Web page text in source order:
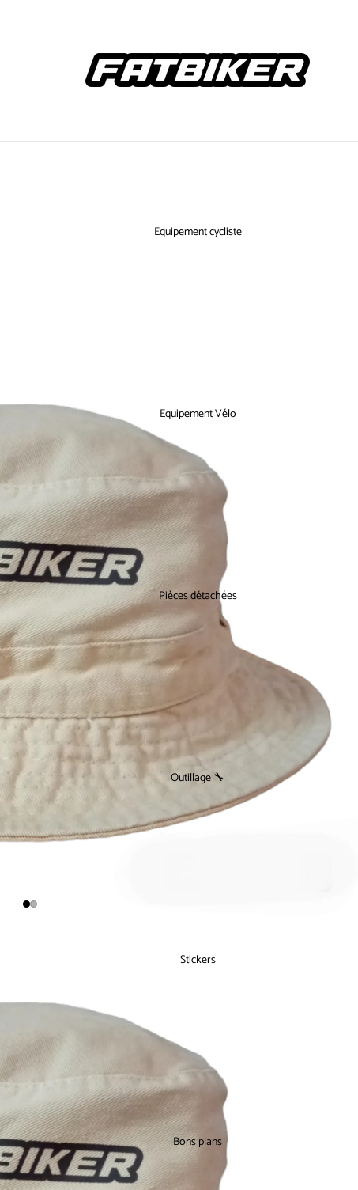
Equipement cycliste
Equipement Vélo
Pièces détachées
Outillage 🔧
Stickers
Bons plans